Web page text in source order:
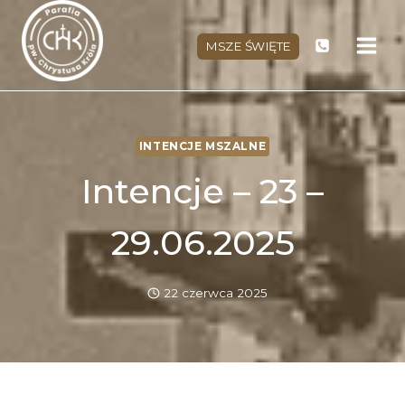
Przejdź
treści
MSZE ŚWIĘTE
INTENCJE MSZALNE
Intencje – 23 –
29.06.2025
22 czerwca 2025